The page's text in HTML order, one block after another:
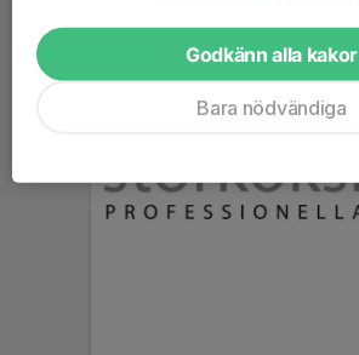
Godkänn alla kakor
Bara nödvändiga